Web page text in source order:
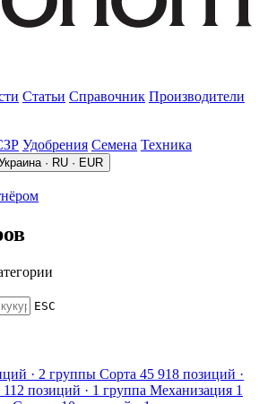
Статьи Справочник Производители
Удобрения Семена Техника
· RU · EUR
ESC
· 2 группы Сорта 45 918 позиций ·
112 позиций · 1 группа Механизация 1